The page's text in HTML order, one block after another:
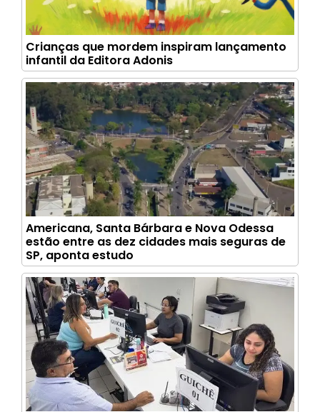
Crianças que mordem inspiram lançamento
infantil da Editora Adonis
Americana, Santa Bárbara e Nova Odessa
estão entre as dez cidades mais seguras de
SP, aponta estudo